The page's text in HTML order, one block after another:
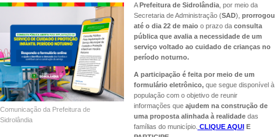
Comunicação da Prefeitura de
Sidrolândia
APrefeitura de Sidrolândia, por meio da
Secretaria de Administração (SAD), prorrogou
até o dia 22 de maioo prazo da consulta
pública que avalia a necessidade de um
serviço voltado ao cuidado de crianças no
período noturno.
A participação é feita por meio de um
formulário eletrônico,que segue disponível à
população com o objetivo de reunir
informações que ajudem na construção de
uma proposta alinhada à realidade das
famílias do município. CLIQUE AQUIE